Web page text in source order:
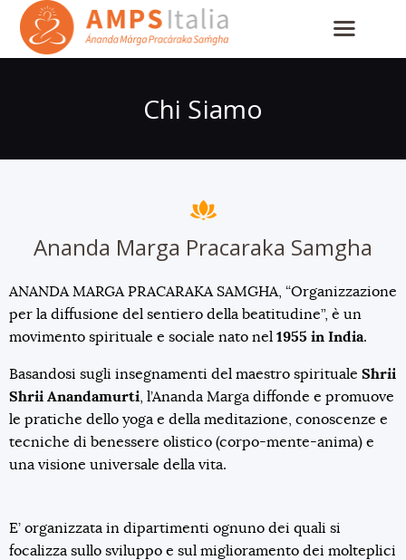
Chi Siamo
Ananda Marga Pracaraka Samgha
ANANDA MARGA PRACARAKA SAMGHA, “Organizzazione
per la diffusione del sentiero della beatitudine”, è un
movimento spirituale e sociale nato nel 1955 in India.
Basandosi sugli insegnamenti del maestro spirituale Shrii
Shrii Anandamurti , l’Ananda Marga diffonde e promuove
le pratiche dello yoga e della meditazione, conoscenze e
tecniche di benessere olistico (corpo-mente-anima) e
una visione universale della vita.
E’ organizzata in dipartimenti ognuno dei quali si
focalizza sullo sviluppo e sul miglioramento dei molteplici